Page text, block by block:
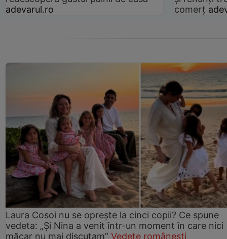
adevarul.ro
comerț
Laura Cosoi nu se oprește la cinci copii? Ce spune
vedeta: „Și Nina a venit într-un moment în care nici
măcar nu mai discutam” Vedete românești